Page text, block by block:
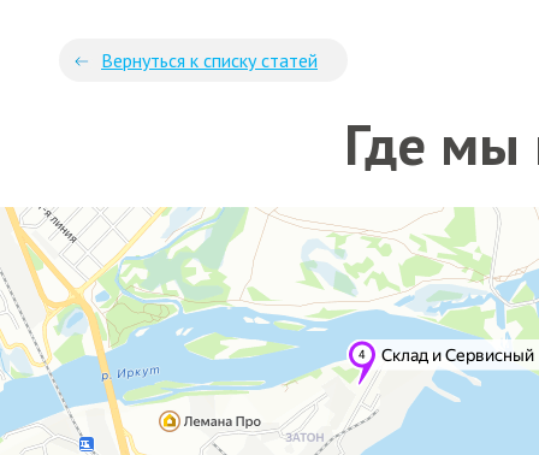
Вернуться к списку статей
Где мы